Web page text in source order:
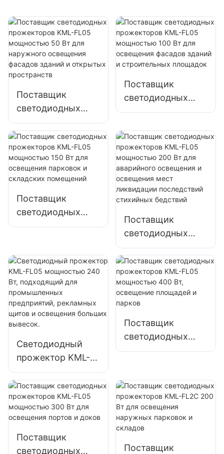
Поставщик
светодиодных
прожекторов
KML-FL05
мощностью 50 Вт
для наружного
освещения
открытых
пространств
Поставщик
светодиодных
прожекторов
мощностью 100
Вт для освещения
фасадов зданий и
строительных
площадок
Поставщик
светодиодных
прожекторов
мощностью 150
Вт для освещения
парковок и
складских
помещений
Поставщик
светодиодных
прожекторов
KML-FL05
мощностью 200
Вт для аварийного
освещения и
ликвидации
последствий
стихийных
Светодиодный
прожектор KML-
FL05 мощностью
240 Вт,
подходящий для
промышленных
рекламных щитов
Поставщик
светодиодных
прожекторов
мощностью 400
Вт, освещение
площадей и
парков
Поставщик
светодиодных
Поставщик